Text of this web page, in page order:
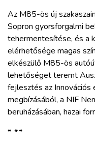
Az M85-ös új
Sopron gyorsforgalmi
tehermentesítése, és a
elérhetősége magas
elkészülő M85-ös
lehetőséget teremt
fejlesztés az Innovációs
megbízásából, a NIF
beruházásában, hazai
* **